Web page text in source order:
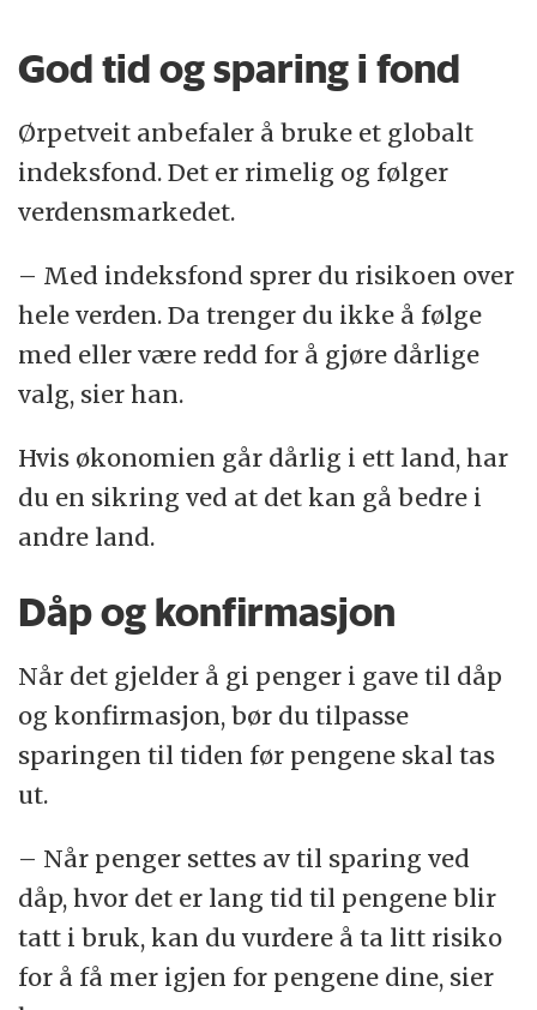
God tid og sparing i fond
Ørpetveit anbefaler å bruke et globalt
indeksfond. Det er rimelig og følger
verdensmarkedet.
– Med indeksfond sprer du risikoen over
hele verden. Da trenger du ikke å følge
med eller være redd for å gjøre dårlige
valg, sier han.
Hvis økonomien går dårlig i ett land, har
du en sikring ved at det kan gå bedre i
andre land.
Dåp og konfirmasjon
Når det gjelder å gi penger i gave til dåp
og konfirmasjon, bør du tilpasse
sparingen til tiden før pengene skal tas
ut.
– Når penger settes av til sparing ved
dåp, hvor det er lang tid til pengene blir
tatt i bruk, kan du vurdere å ta litt risiko
for å få mer igjen for pengene dine, sier